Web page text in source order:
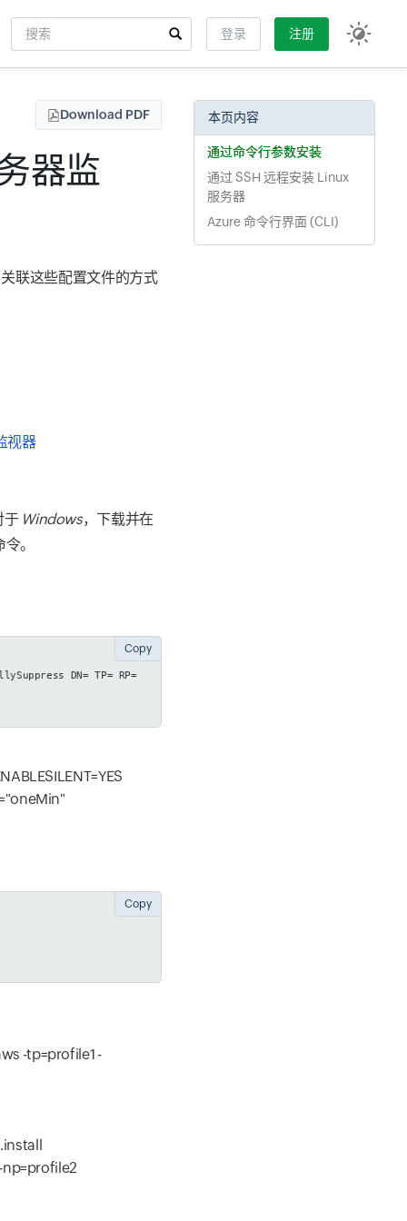
搜索
登录 注册
Download PDF
器监
联这些配置文件的方式
视器
于 Windows，下载并在
。
DN=TP=RP=
Copy
Copy
-tp=profile1 -
np=profile2
本页内容
通过命令行参数安装
通过 SSH 远程安装 Linux
服务器
Azure 命令行界面 (CLI)